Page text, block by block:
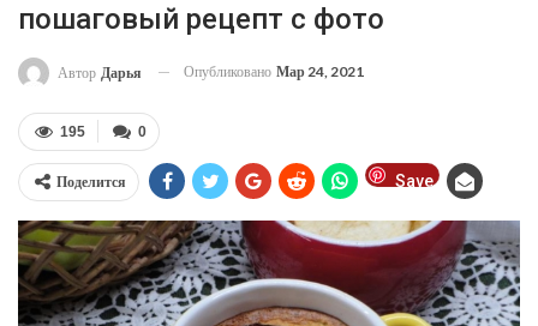
пошаговый рецепт с фото
Автор Дарья Опубликовано Мар 24, 2021
0
195
Поделится Save